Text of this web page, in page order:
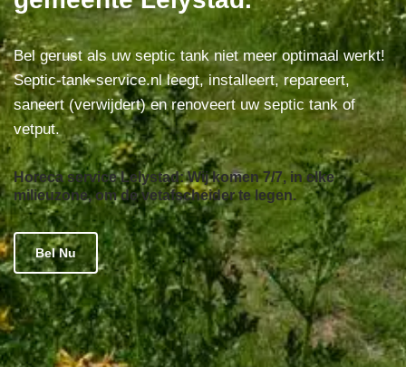
Bel gerust als uw septic tank niet meer optimaal werkt!
Septic-tank-service.nl leegt, installeert, repareert,
saneert (verwijdert) en renoveert uw septic tank of
vetput.
Horeca service Lelystad: Wij komen 7/7, in elke
milieuzone, om de vetafscheider te legen.
Bel Nu